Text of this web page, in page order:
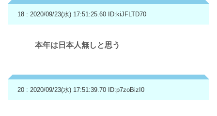
18 : 2020/09/23(水) 17:51:25.60 ID:kiJFLTD70
本年は日本人無しと思う
20 : 2020/09/23(水) 17:51:39.70 ID:p7zoBizI0